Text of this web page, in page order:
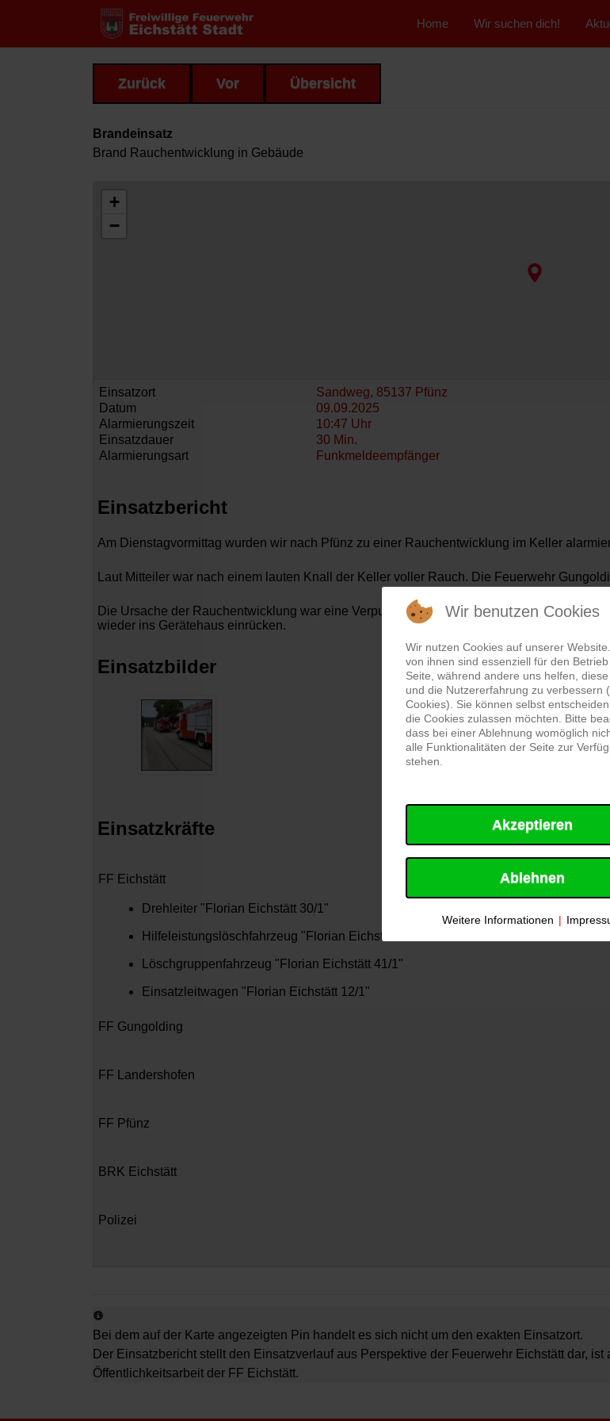
Home Wir suchen dich!
Zurück Vor Übersicht
Brandeinsatz
Brand Rauchentwicklung in Gebäude
+
−
Einsatzort
Sandweg, 85137 Pfünz
Datum
09.09.2025
Alarmierungszeit
10:47 Uhr
Einsatzdauer
30 Min.
Alarmierungsart
Funkmeldeempfänger
Einsatzbericht
Am Dienstagvormittag wurden wir nach Pfünz zu einer Rauchentwicklung im Keller
Laut Mitteiler war nach einem lauten Knall der Keller voller Rauch. Die Feuerwehr
Die Ursache der Rauchentwicklung war eine Verpuffung der Heizung. Unser Löschzug
wieder ins Gerätehaus einrücken.
Einsatzbilder
Einsatzkräfte
FF Eichstätt
Drehleiter "Florian Eichstätt 30/1"
Hilfeleistungslöschfahrzeug "Florian Eichstätt 40/1"
Löschgruppenfahrzeug "Florian Eichstätt 41/1"
Einsatzleitwagen "Florian Eichstätt 12/1"
FF Gungolding
FF Landershofen
FF Pfünz
BRK Eichstätt
Polizei
Bei dem auf der Karte angezeigten Pin handelt es sich nicht um den exakten Einsatzort.
Der Einsatzbericht stellt den Einsatzverlauf aus Perspektive der Feuerwehr Eichstätt dar,
Öffentlichkeitsarbeit der FF Eichstätt.
Wir benutzen Cookies
Wir nutzen Cookies auf unserer
von ihnen sind essenziell für den
Seite, während andere uns helfen,
und die Nutzererfahrung zu verbessern
Cookies). Sie können selbst
die Cookies zulassen möchten. Bitte
dass bei einer Ablehnung womöglich
alle Funktionalitäten der Seite zur
stehen.
Akzeptieren
Ablehnen
Weitere Informationen |